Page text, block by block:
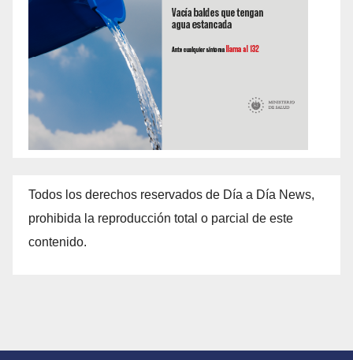
Todos los derechos reservados de Día a Día News,
prohibida la reproducción total o parcial de este
contenido.